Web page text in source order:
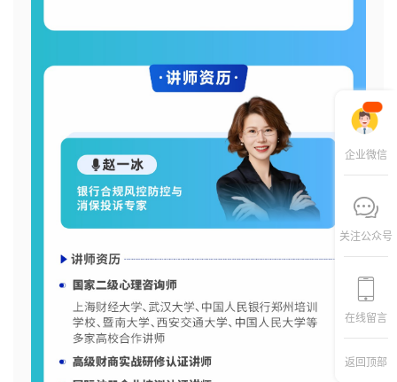
企业微信
关注公众号
在线留言
返回顶部